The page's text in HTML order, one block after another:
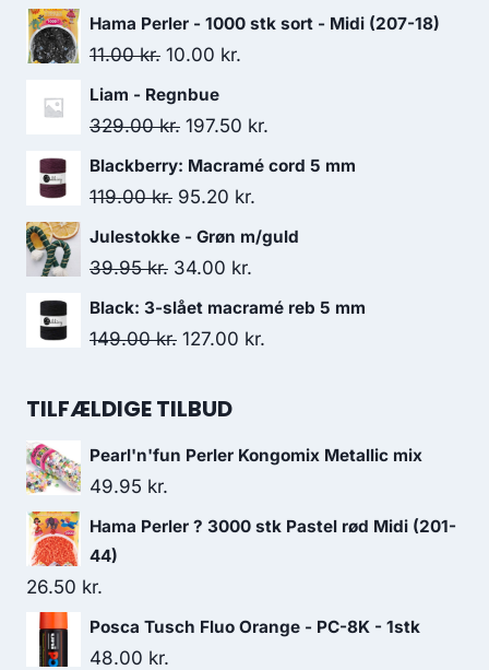
Hama Perler - 1000 stk sort - Midi (207-18)
11.00kr. 10.00 kr.
Liam - Regnbue
329.00kr. 197.50 kr.
Blackberry: Macramé cord 5 mm
119.00kr. 95.20 kr.
Julestokke - Grøn m/guld
39.95kr. 34.00 kr.
Black: 3-slået macramé reb 5 mm
149.00kr. 127.00 kr.
TILFÆLDIGE TILBUD
Pearl'n'fun Perler Kongomix Metallic mix
49.95 kr.
Hama Perler ? 3000 stk Pastel rød Midi (201-
44)
26.50 kr.
Posca Tusch Fluo Orange - PC-8K - 1stk
48.00 kr.